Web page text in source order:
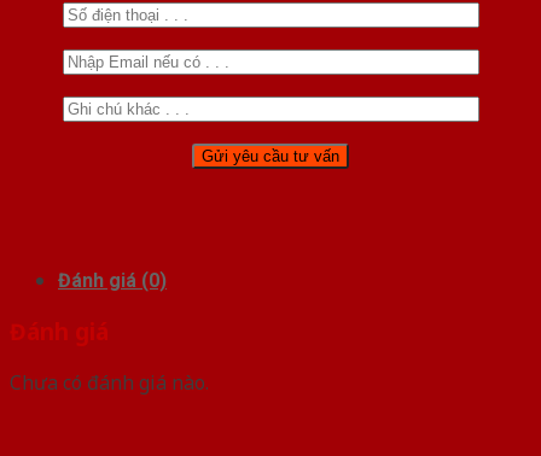
Đánh giá (0)
Đánh giá
Chưa có đánh giá nào.